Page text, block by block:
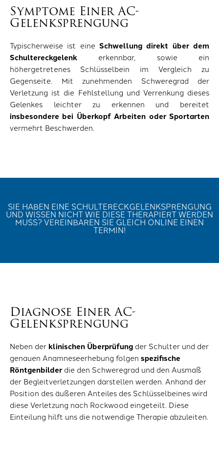
Symptome Einer AC-
Gelenksprengung
Typischerweise ist eine Schwellung direkt über dem
Schultereckgelenk erkennbar, sowie ein
höhergetretenes Schlüsselbein im Vergleich zu
Gegenseite. Mit zunehmenden Schweregrad der
Verletzung ist die Fehlstellung und Verrenkung dieses
Gelenkes leichter zu erkennen und bereitet
insbesondere bei Überkopf Arbeiten oder Sportarten
vermehrt Beschwerden.
SIE HABEN EINE SCHULTERECKGELENKSPRENGUNG
UND WISSEN NICHT WIE DIESE THERAPIERT WERDEN
MUSS? VEREINBAREN SIE GLEICH ONLINE EINEN
TERMIN!
Diagnose Einer AC-
Gelenksprengung
Neben der klinischen Überprüfung der Schulter und der
genauen Anamneseerhebung folgen spezifische
Röntgenbilder die den Schweregrad und den Ausmaß
der Begleitverletzungen darstellen werden. Anhand der
Position des äußeren Anteiles des Schlüsselbeines wird
diese Verletzung nach Rockwood eingeteilt. Diese
Einteilung hilft uns die notwendige Therapie abzuleiten.